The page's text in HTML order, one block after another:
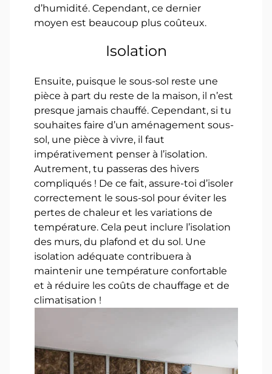
d’humidité. Cependant, ce dernier
moyen est beaucoup plus coûteux.
Isolation
Ensuite, puisque le sous-sol reste une
pièce à part du reste de la maison, il n’est
presque jamais chauffé. Cependant, si tu
souhaites faire d’un aménagement sous-
sol, une pièce à vivre, il faut
impérativement penser à l’isolation.
Autrement, tu passeras des hivers
compliqués ! De ce fait, assure-toi d’isoler
correctement le sous-sol pour éviter les
pertes de chaleur et les variations de
température. Cela peut inclure l’isolation
des murs, du plafond et du sol. Une
isolation adéquate contribuera à
maintenir une température confortable
et à réduire les coûts de chauffage et de
climatisation !